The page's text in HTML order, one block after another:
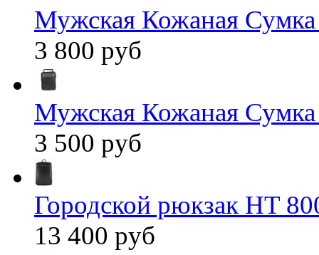
Мужская Кожаная
3 800 руб
Мужская Кожаная
3 500 руб
Городской рюкзак HT
13 400 руб